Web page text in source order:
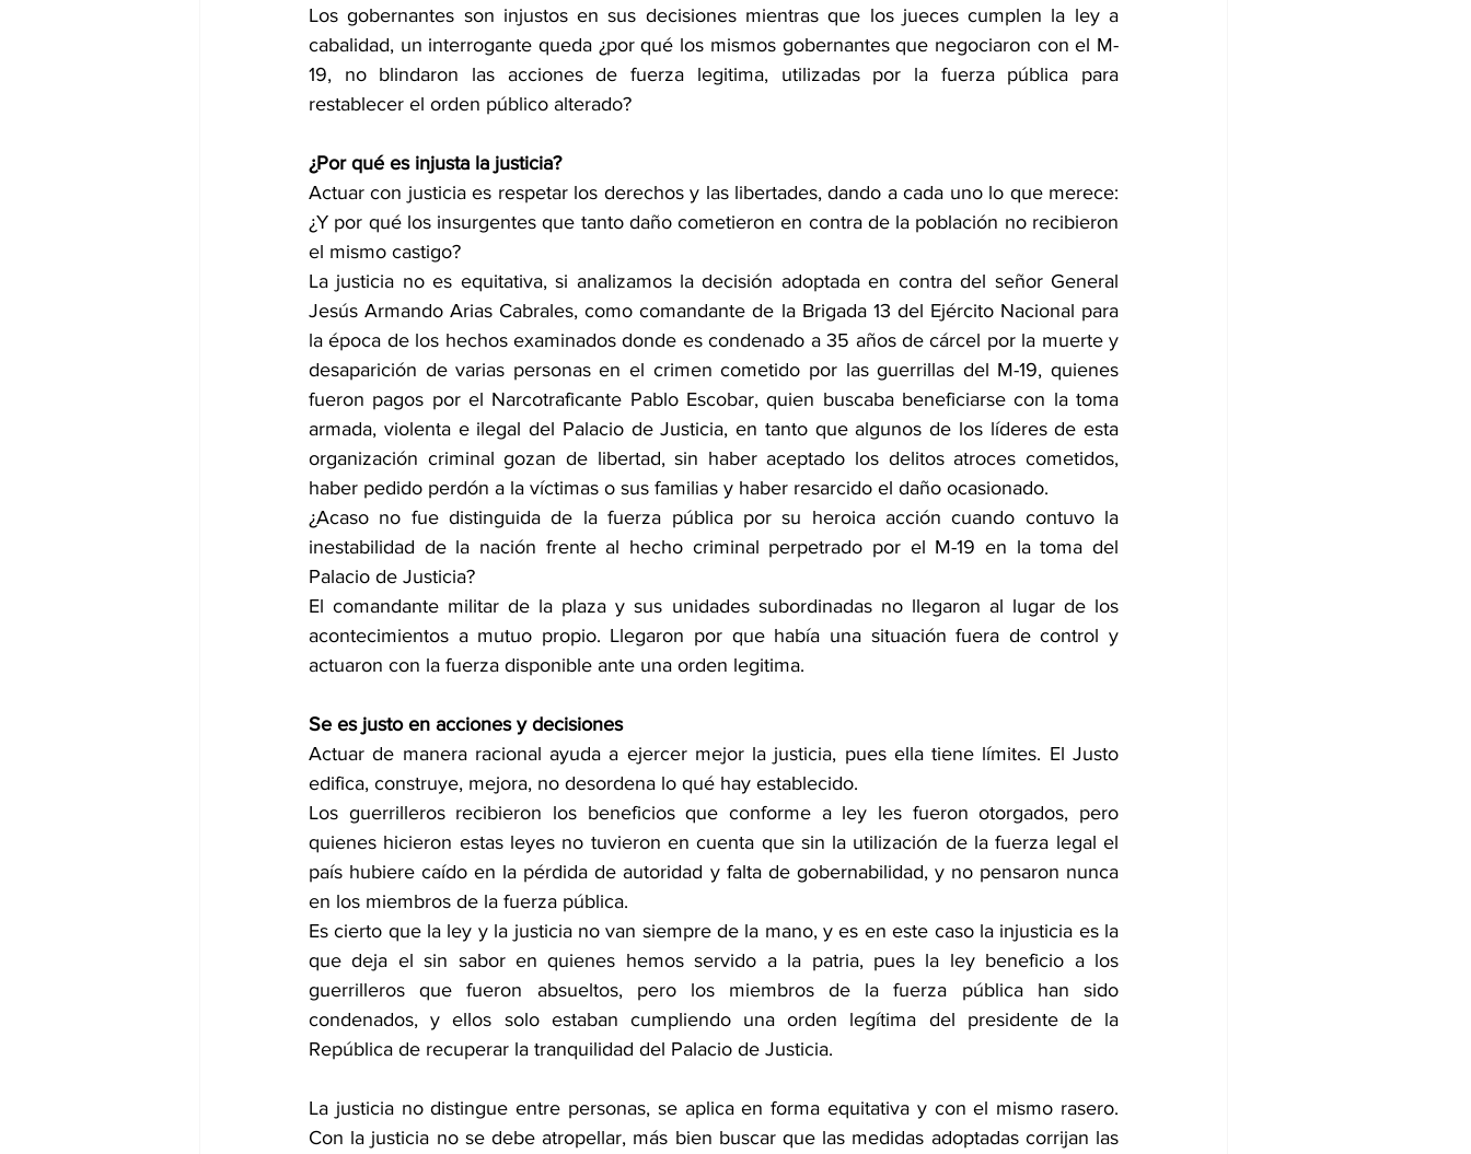
Los gobernantes son injustos en sus decisiones mientras que los jueces cumplen la ley a
cabalidad, un interrogante queda ¿por qué los mismos gobernantes que negociaron con el M-
19, no blindaron las acciones de fuerza legitima, utilizadas por la fuerza pública para
restablecer el orden público alterado?
¿Por qué es injusta la justicia?
Actuar con justicia es respetar los derechos y las libertades, dando a cada uno lo que merece:
¿Y por qué los insurgentes que tanto daño cometieron en contra de la población no recibieron
el mismo castigo?
La justicia no es equitativa, si analizamos la decisión adoptada en contra del señor General
Jesús Armando Arias Cabrales, como comandante de la Brigada 13 del Ejército Nacional para
la época de los hechos examinados donde es condenado a 35 años de cárcel por la muerte y
desaparición de varias personas en el crimen cometido por las guerrillas del M-19, quienes
fueron pagos por el Narcotraficante Pablo Escobar, quien buscaba beneficiarse con la toma
armada, violenta e ilegal del Palacio de Justicia, en tanto que algunos de los líderes de esta
organización criminal gozan de libertad, sin haber aceptado los delitos atroces cometidos,
haber pedido perdón a la víctimas o sus familias y haber resarcido el daño ocasionado.
¿Acaso no fue distinguida de la fuerza pública por su heroica acción cuando contuvo la
inestabilidad de la nación frente al hecho criminal perpetrado por el M-19 en la toma del
Palacio de Justicia?
El comandante militar de la plaza y sus unidades subordinadas no llegaron al lugar de los
acontecimientos a mutuo propio. Llegaron por que había una situación fuera de control y
actuaron con la fuerza disponible ante una orden legitima.
Se es justo en acciones y decisiones
Actuar de manera racional ayuda a ejercer mejor la justicia, pues ella tiene límites. El Justo
edifica, construye, mejora, no desordena lo qué hay establecido.
Los guerrilleros recibieron los beneficios que conforme a ley les fueron otorgados, pero
quienes hicieron estas leyes no tuvieron en cuenta que sin la utilización de la fuerza legal el
país hubiere caído en la pérdida de autoridad y falta de gobernabilidad, y no pensaron nunca
en los miembros de la fuerza pública.
Es cierto que la ley y la justicia no van siempre de la mano, y es en este caso la injusticia es la
que deja el sin sabor en quienes hemos servido a la patria, pues la ley beneficio a los
guerrilleros que fueron absueltos, pero los miembros de la fuerza pública han sido
condenados, y ellos solo estaban cumpliendo una orden legítima del presidente de la
República de recuperar la tranquilidad del Palacio de Justicia.
La justicia no distingue entre personas, se aplica en forma equitativa y con el mismo rasero.
Con la justicia no se debe atropellar, más bien buscar que las medidas adoptadas corrijan las